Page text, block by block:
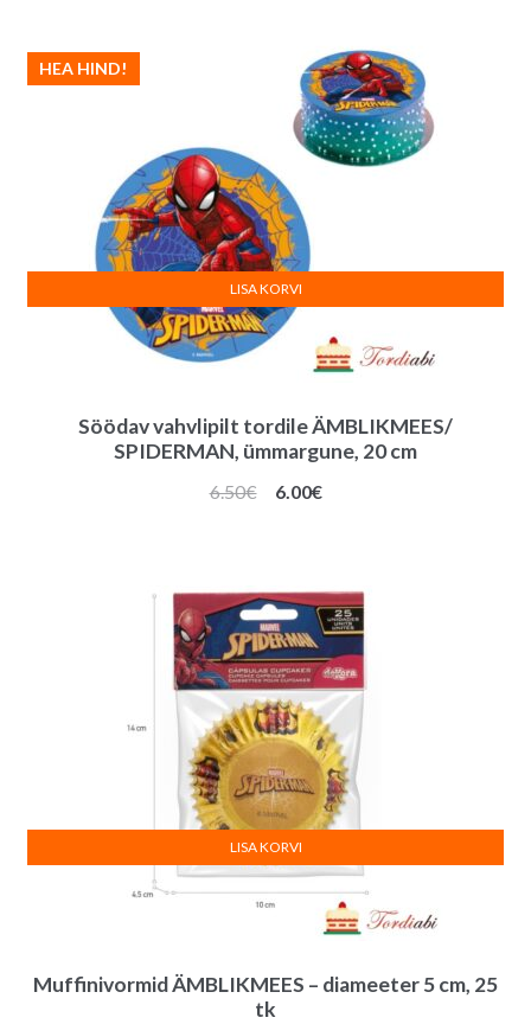
Söödav vahvlipilt tordile ÄMBLIKMEES/
SPIDERMAN, ümmargune, 20 cm
HEA HIND!
6.50€
Algne
6.00€Praegune
LISA KORVI
Muffinivormid ÄMBLIKMEES – diameeter 5 cm, 25
tk
LISA KORVI